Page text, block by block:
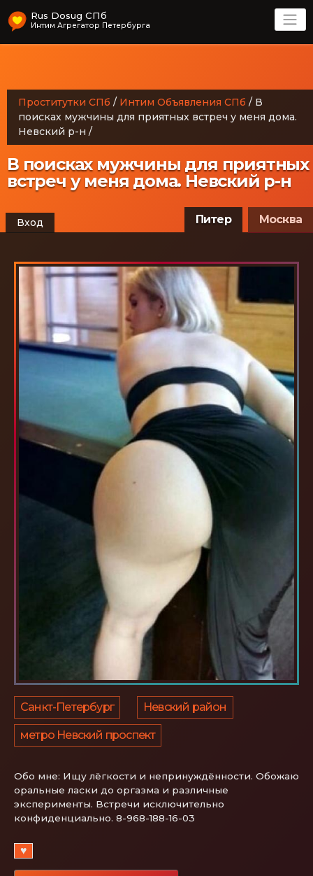
Rus Dosug СПб
Проститутки СПб / Интим Объявления СПб / В
поисках мужчины для приятных встреч у меня дома.
Невский р-н /
В поисках мужчины для приятных
встреч у меня дома. Невский р-н
Вход Москва
Питер
Санкт-Петербург Невский район
метро Невский проспект
Обо мне: Ищу лёгкости и непринуждённости. Обожаю
оральные ласки до оргазма и различные
эксперименты. Встречи исключительно
конфиденциально. 8-968-188-16-03
♥